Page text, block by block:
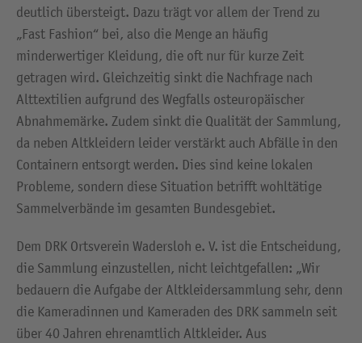
deutlich übersteigt. Dazu trägt vor allem der Trend zu
„Fast Fashion“ bei, also die Menge an häufig
minderwertiger Kleidung, die oft nur für kurze Zeit
getragen wird. Gleichzeitig sinkt die Nachfrage nach
Alttextilien aufgrund des Wegfalls osteuropäischer
Abnahmemärke. Zudem sinkt die Qualität der Sammlung,
da neben Altkleidern leider verstärkt auch Abfälle in den
Containern entsorgt werden. Dies sind keine lokalen
Probleme, sondern diese Situation betrifft wohltätige
Sammelverbände im gesamten Bundesgebiet.
Dem DRK Ortsverein Wadersloh e. V. ist die Entscheidung,
die Sammlung einzustellen, nicht leichtgefallen: „Wir
bedauern die Aufgabe der Altkleidersammlung sehr, denn
die Kameradinnen und Kameraden des DRK sammeln seit
über 40 Jahren ehrenamtlich Altkleider. Aus